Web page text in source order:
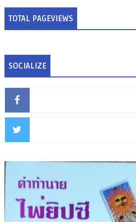
TOTAL PAGEVIEWS
SOCIALIZE